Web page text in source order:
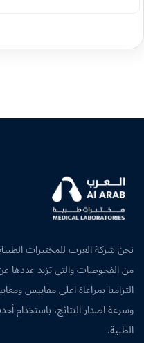
نحن شركة العرب للمختبرات
التزامنا بمراعاة اعلى مقاييس
وسرعة اصدار النتائج، باستخدام
الطبية.